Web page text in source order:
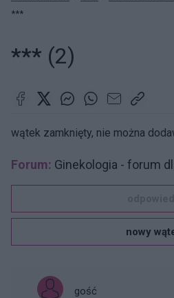
***
*** (2)
wątek zamknięty, nie można
Forum: Ginekologia - forum
nowy
gość